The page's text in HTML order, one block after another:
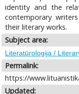
identity and the
contemporary
their literary works.
Subject area:
Literatūrologija /
Permalink:
https://
Updated: